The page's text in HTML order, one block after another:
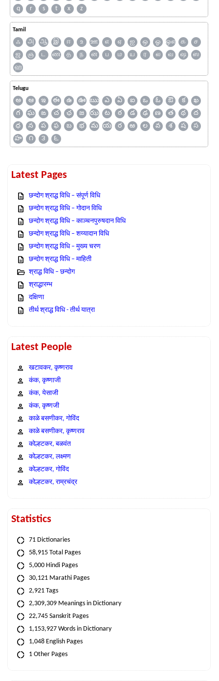
q
r s t x z
Tamil
ஃ அ ஆ இ ஈ உ ஊ எ ஏ ஐ ஒ ஓ ஔ க
ச
ஜ
ஞ ட ண த ந ன ப ம ய ர ல வ ஷ
ஸ
ஹ
Telugu
అ ఆ ఇ ఈ ఉ ఊ ఋ ఎ ఏ ఐ ఒ ఓ ఔ క
ఖ
గ
ఘ ఙ చ ఛ జ ఝ ట ఠ డ ఢ ణ త థ
ద
ధ
న ప ఫ బ భ మ య ర ఱ ల వ శ ష
స
హ
౧ ౩ ౬
Latest Pages
छन्दोग श्राद्ध विधि – संपूर्ण विधि
छन्दोग श्राद्ध विधि – गोदान विधि
छन्दोग श्राद्ध विधि – काञ्चनपुरुषदान विधि
छन्दोग श्राद्ध विधि – शय्यादान विधि
छन्दोग श्राद्ध विधि – मुख्य चरण
छन्दोग श्राद्ध विधि – माहिती
श्राद्ध विधि – छन्दोग
श्राद्धारम्भ
दक्षिणा
तीर्थ श्राद्ध विधि - तीर्थ यात्रा
Latest People
खटावकर, कृष्णराव
कंक, कृष्णाजी
कंक, येसाजी
कंक, कृष्णजी
काळे बसणीकर, गोविंद
काळे बसणीकर, कृष्णराव
कोल्हटकर, बळवंत
कोल्हटकर, लक्ष्मण
कोल्हटकर, गोविंद
कोल्हटकर, राम्रचंद्र
Statistics
71 Dictionaries
58,915 Total Pages
5,000 Hindi Pages
30,121 Marathi Pages
2,921 Tags
2,309,309 Meanings in Dictionary
22,745 Sanskrit Pages
1,153,927 Words in Dictionary
1,048 English Pages
1 Other Pages